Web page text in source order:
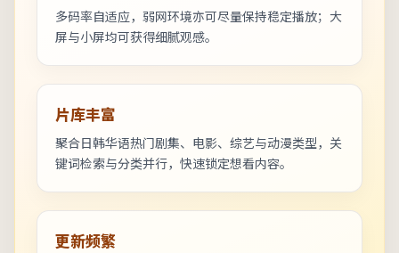
多码率自适应，弱网环境亦可尽量保持稳定播放；大
屏与小屏均可获得细腻观感。
片库丰富
聚合日韩华语热门剧集、电影、综艺与动漫类型，关
键词检索与分类并行，快速锁定想看内容。
更新频繁